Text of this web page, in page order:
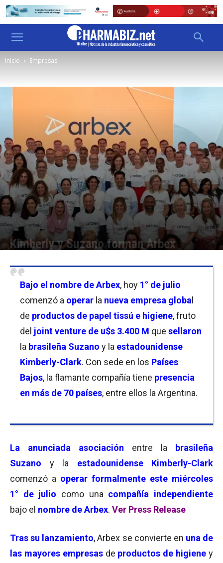
Inicio Empresas
Kimberly y Suzano forman Arbex
Bajo el nombre de Arbex, hoy 1° de julio
comenzó a operar la nueva empresa globa
de productos de papel tissú e higiene, fruto
del joint venture de u$s 3.400 M que sellaron
la brasileña Suzano y la estadounidense
Kimberly-Clark. Con sede en los Países
Bajos, la flamante compañía tiene presencia
en más de 70 países, entre ellos la Argentina.
La anunciada asociación entre la
brasileña
Suzano y la estadounidense Kimberly-Clark
comenzó a operar formalmente este miércoles
1° de julio como una compañía independiente
bajo el nombre de Arbex. Ver Press Release
Tras su lanzamiento, Arbex se convierte en una de
las mayores empresasde productos de higiene y